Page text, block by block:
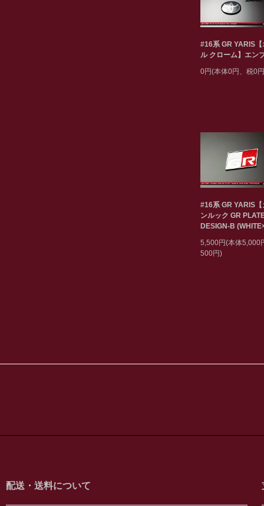
#16系 GR YARIS【
ル クローム】エン
0円(本体0円、税0
#16系 GR YARIS【
ンルック GR
DESIGN-B
5,500円(本体5,000
500円)
配送・送料について